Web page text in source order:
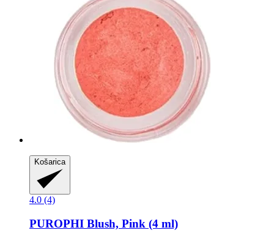
Košarica
4.0 (4)
PUROPHI Blush, Pink (4 ml)